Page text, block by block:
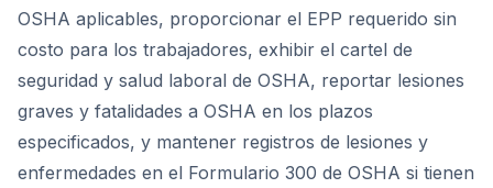
OSHA aplicables, proporcionar el EPP requerido sin
costo para los trabajadores, exhibir el cartel de
seguridad y salud laboral de OSHA, reportar lesiones
graves y fatalidades a OSHA en los plazos
especificados, y mantener registros de lesiones y
enfermedades en el Formulario 300 de OSHA si tienen